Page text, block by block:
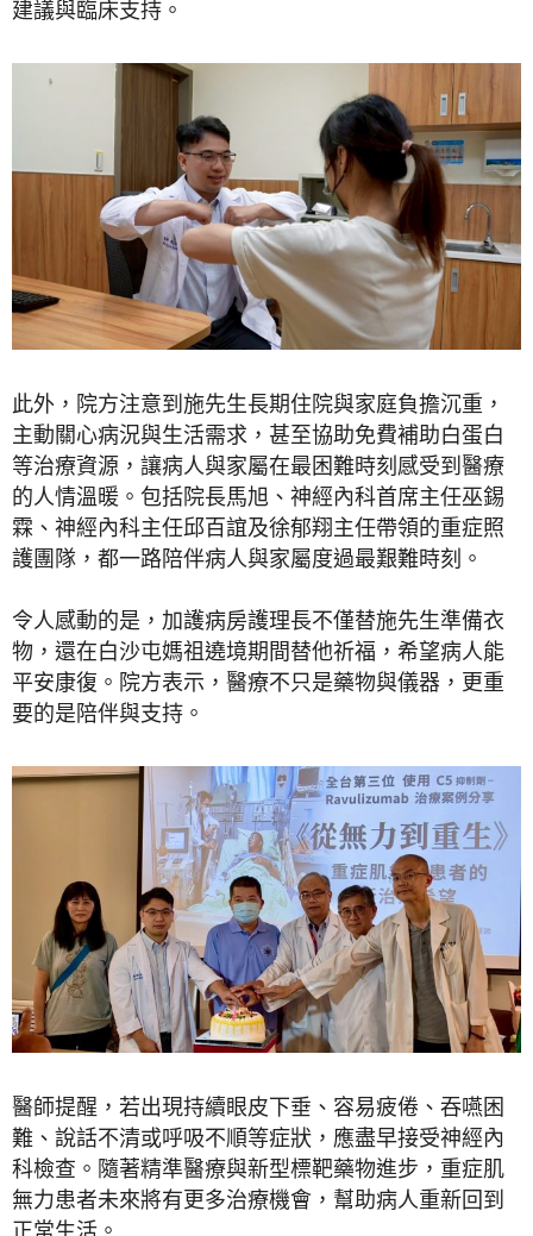
建議與臨床支持。
此外，院方注意到施先生長期住院與家庭負擔沉重，
主動關心病況與生活需求，甚至協助免費補助白蛋白
等治療資源，讓病人與家屬在最困難時刻感受到醫療
的人情溫暖。包括院長馬旭、神經內科首席主任巫錫
霖、神經內科主任邱百誼及徐郁翔主任帶領的重症照
護團隊，都一路陪伴病人與家屬度過最艱難時刻。
令人感動的是，加護病房護理長不僅替施先生準備衣
物，還在白沙屯媽祖遶境期間替他祈福，希望病人能
平安康復。院方表示，醫療不只是藥物與儀器，更重
要的是陪伴與支持。
醫師提醒，若出現持續眼皮下垂、容易疲倦、吞嚥困
難、說話不清或呼吸不順等症狀，應盡早接受神經內
科檢查。隨著精準醫療與新型標靶藥物進步，重症肌
無力患者未來將有更多治療機會，幫助病人重新回到
正常生活。